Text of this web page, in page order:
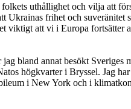
uthållighet och vilja att
Ukrainas frihet och suveränitet
viktigt att vi i Europa fortsätter
jag bland annat besökt Sveriges
högkvarter i Bryssel. Jag
i New York och i